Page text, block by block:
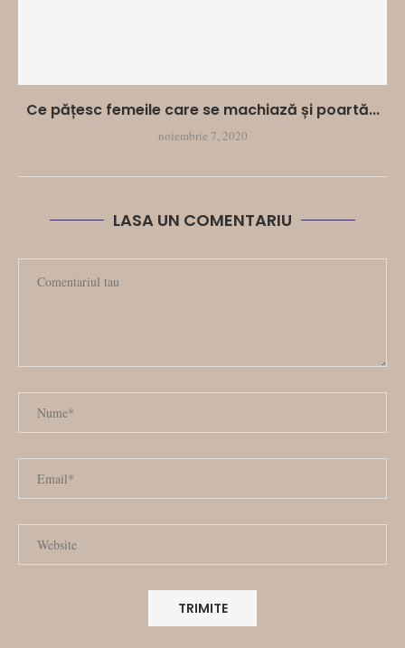
Ce pățesc femeile care se machiază și poartă...
noiembrie 7, 2020
LASA UN COMENTARIU